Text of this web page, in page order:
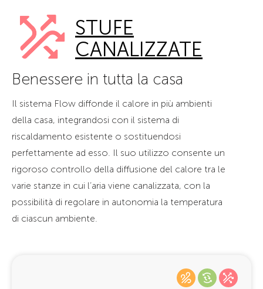
STUFE
CANALIZZATE
Benessere in tutta la casa
Il sistema Flow diffonde il calore in più ambienti
della casa, integrandosi con il sistema di
riscaldamento esistente o sostituendosi
perfettamente ad esso. Il suo utilizzo consente un
rigoroso controllo della diffusione del calore tra le
varie stanze in cui l’aria viene canalizzata, con la
possibilità di regolare in autonomia la temperatura
di ciascun ambiente.